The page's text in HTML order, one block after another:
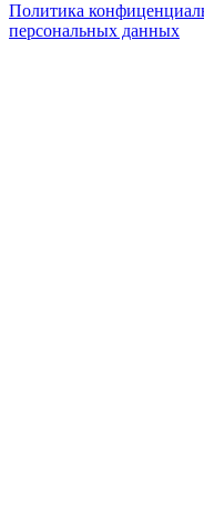
Политика
персональных данных